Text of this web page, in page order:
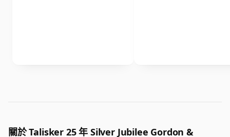
關於 Talisker 25 年 Silver Jubilee Gordon &